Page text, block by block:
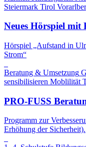
Steiermark Tirol
Neues Hörspiel mit
Hörspiel „Aufstand in
Strom“
Beratung & Umsetzung
sensibilisieren Moblilität
PRO-FUSS
Programm zur
Erhöhung der Sicherheit).